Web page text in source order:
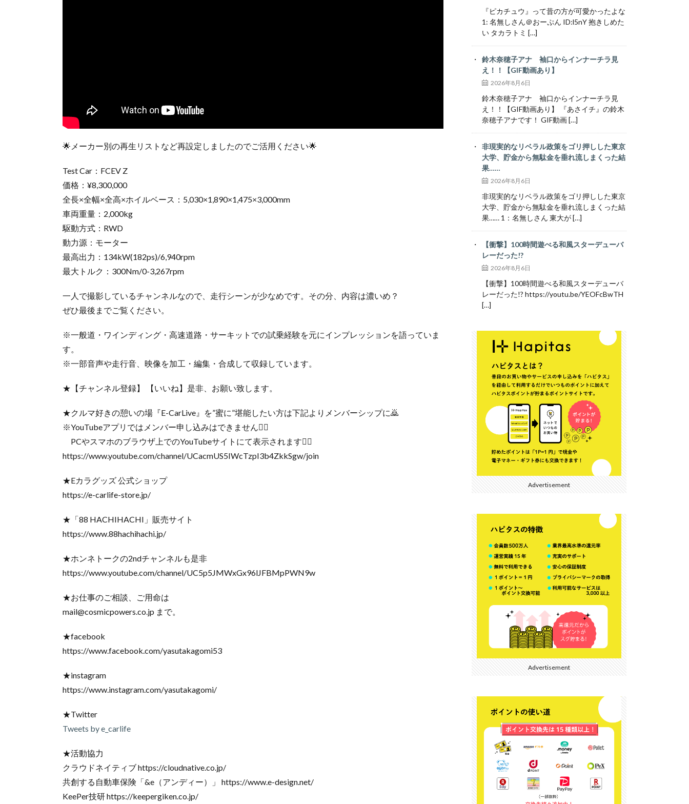
🌟メーカー別の再生リストなど再設定しましたのでご活用ください🌟
Test Car：FCEV Z
価格：¥8,300,000
全長×全幅×全高×ホイルベース：5,030×1,890×1,475×3,000mm
車両重量：2,000kg
駆動方式：RWD
動力源：モーター
最高出力：134kW(182ps)/6,940rpm
最大トルク：300Nm/0-3,267rpm
一人で撮影しているチャンネルなので、走行シーンが少なめです。その分、内容は濃いめ？
ぜひ最後までご覧ください。
※一般道・ワインディング・高速道路・サーキットでの試乗経験を元にインプレッションを語っていま
す。
※一部音声や走行音、映像を加工・編集・合成して収録しています。
★【チャンネル登録】 【いいね】是非、お願い致します。
★クルマ好きの憩いの場『E-CarLive』を”蜜に”堪能したい方は下記よりメンバーシップに🙇
※YouTubeアプリではメンバー申し込みはできません🙇‍♂️
PCやスマホのブラウザ上でのYouTubeサイトにて表示されます🙇‍♂️
https://www.youtube.com/channel/UCacmUS5IWcTzpI3b4ZkkSgw/join
★Eカラグッズ 公式ショップ
https://e-carlife-store.jp/
★「88 HACHIHACHI」販売サイト
https://www.88hachihachi.jp/
★ホンネトークの2ndチャンネルも是非
https://www.youtube.com/channel/UC5p5JMWxGx96lJFBMpPWN9w
★お仕事のご相談、ご用命は
mail@cosmicpowers.co.jp まで。
★facebook
https://www.facebook.com/yasutakagomi53
★instagram
https://www.instagram.com/yasutakagomi/
★Twitter
Tweets by e_carlife
★活動協力
クラウドネイティブ https://cloudnative.co.jp/
共創する自動車保険「&e（アンディー）」 https://www.e-design.net/
KeePer技研 https://keepergiken.co.jp/
『ピカチュウ』って昔の方が可愛かったよな
1: 名無しさん＠おーぷん ID:l5nY 抱きしめた
い タカラトミ […]
鈴木奈穂子アナ 袖口からインナーチラ見
え！！【GIF動画あり】
2026年8月6日
鈴木奈穂子アナ 袖口からインナーチラ見
え！！【GIF動画あり】 『あさイチ』の鈴木
奈穂子アナです！ GIF動画 […]
非現実的なリベラル政策をゴリ押しした東京
大学、貯金から無駄金を垂れ流しまくった結
果……
2026年8月6日
非現実的なリベラル政策をゴリ押しした東京
大学、貯金から無駄金を垂れ流しまくった結
果…… 1：名無しさん 東大が […]
【衝撃】100時間遊べる和風スターデューバ
レーだった!?
2026年8月6日
【衝撃】100時間遊べる和風スターデューバ
レーだった!? https://youtu.be/YEOFcBwTH
[…]
Advertisement
Advertisement